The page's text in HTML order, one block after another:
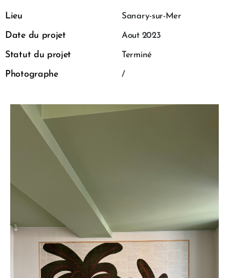
Lieu Sanary-sur-Mer
Date du projet Aout 2023
Statut du projet Terminé
Photographe /